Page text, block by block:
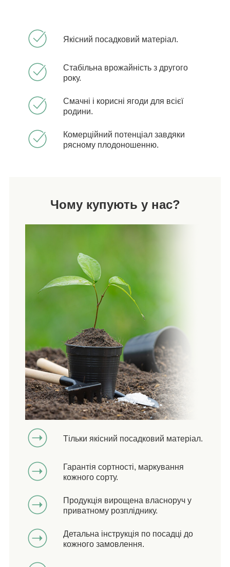
Якісний посадковий матеріал.
Стабільна врожайність з другого
року.
Смачні і корисні ягоди для всієї
родини.
Комерційний потенціал завдяки
рясному плодоношенню.
Чому купують у нас?
Тільки якісний посадковий матеріал.
Гарантія сортності, маркування
кожного сорту.
Продукція вирощена власноруч у
приватному розпліднику.
Детальна інструкція по посадці до
кожного замовлення.